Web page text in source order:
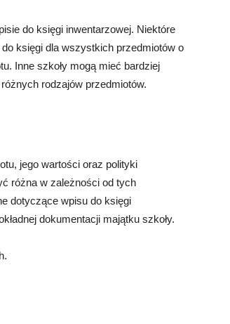
do księgi inwentarzowej. Niektóre
księgi dla wszystkich przedmiotów o
Inne szkoły mogą mieć bardziej
rodzajów przedmiotów.
jego wartości oraz polityki
różna w zależności od tych
dotyczące wpisu do księgi
dokumentacji majątku szkoły.